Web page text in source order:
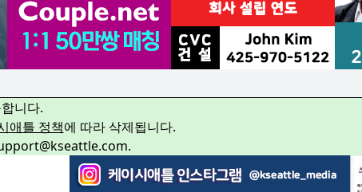
니다.
애틀 정책에 따라 삭제됩니다.